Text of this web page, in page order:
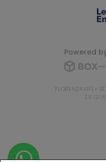
FLORENZA LIFE+
Powered